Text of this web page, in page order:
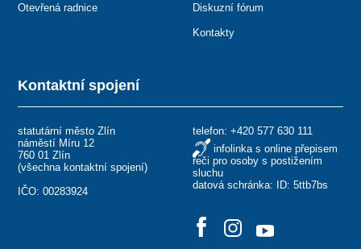
Kontaktní spojení
statutární město Zlín
náměstí Míru 12
760 01 Zlín
(všechna kontaktní spojení)
IČO: 00283924
telefon: +420 577 630 111
infolinka s online přepisem
řeči pro osoby s postižením
sluchu
datová schránka: ID: 5ttb7bs
Otevřená radnice Diskuzní fórum
Kontakty